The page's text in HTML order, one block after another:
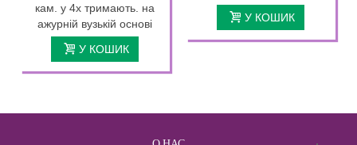
кам. у 4х тримають. на
ажурній вузькій основі
У КОШИК
У КОШИК